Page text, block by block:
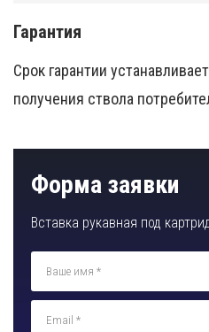
Гарантия
Срок гарантии
получения ствола
Форма заявки
Вставка рукавная под